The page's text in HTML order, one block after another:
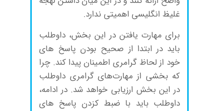
غلیظ انگلیسی اهمیتی ندارد.
برای مهارت یافتن در این بخش، داوطلب
باید در ابتدا از صحیح بودن پاسخ های
خود از لحاظ گرامری اطمینان پیدا کند. چرا
که بخشی از مهارت‌های گرامری داوطلب
در این بخش ارزیابی خواهد شد. در ادامه،
داوطلب باید با ضبط کزدن پاسخ های